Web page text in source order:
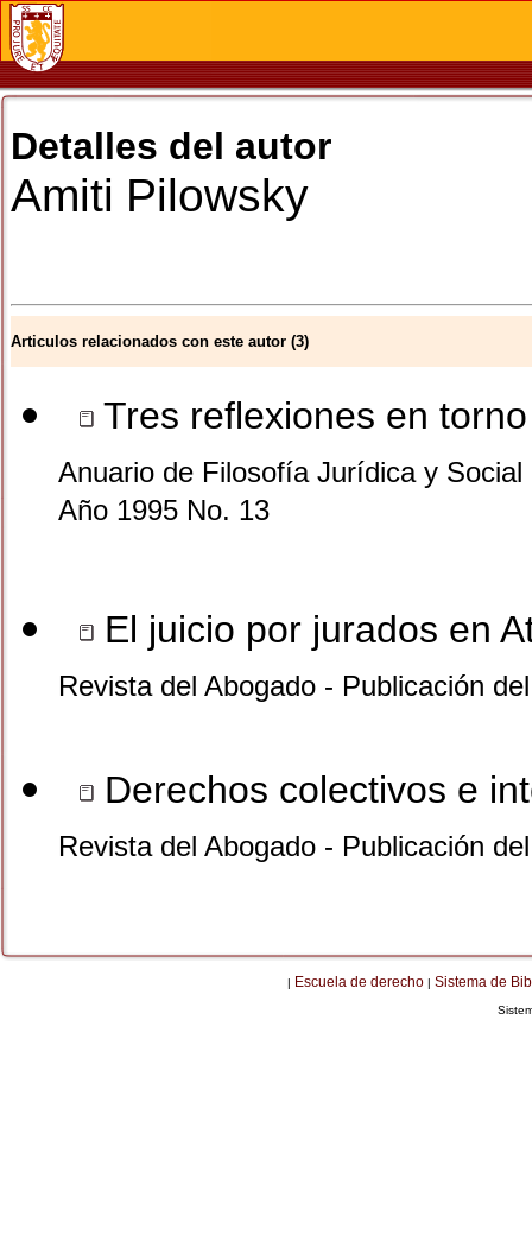
Detalles del autor
Amiti Pilowsky
Articulos relacionados con este autor (3)
Tres reflexiones en
Anuario de Filosofía Jurídica y
Año 1995 No. 13
El juicio por jurados en
Revista del Abogado - Publicación
Derechos colectivos e
Revista del Abogado - Publicación
| Escuela de derecho | Sistema de